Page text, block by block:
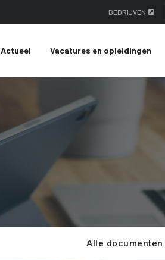
BEDRIJVEN
Actueel Vacatures en opleidingen
Alle documenten